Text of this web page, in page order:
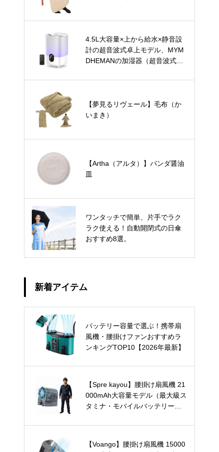
4.5L大容量×上から給水×静音設
計の超音波式卓上モデル、MYM
DHEMANの加湿器（超音波式・
【夢見るリヴェール】毛布（か
いまき）
【Artha（アルタ）】パンダ醤油
皿
ワンタッチで簡単、片手でラク
ラク使える！自動開閉式の日傘
おすすめ8選。
新着アイテム
バッテリー容量で選ぶ！携帯扇
風機・腰掛けファンおすすめラ
ンキングTOP10【2026年最新】
【Spre kayou】腰掛け扇風機 21
000mAh大容量モデル（最大級ス
タミナ・モバイルバッテリー兼
【Voango】腰掛け扇風機 15000